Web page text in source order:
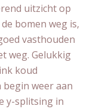
uitzicht op
bomen weg is,
vasthouden
weg. Gelukkig
koud
begin weer aan
y-splitsing in